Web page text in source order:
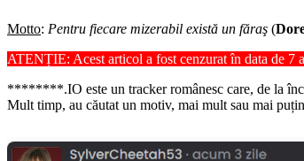
Motto: Pentru fiecare mizerabil există un făraş (
ATENȚIE: Acest articol a fost cenzurat în data de 7
********.IO este un tracker românesc care, de la
Mult timp, au căutat un motiv, mai mult sau mai